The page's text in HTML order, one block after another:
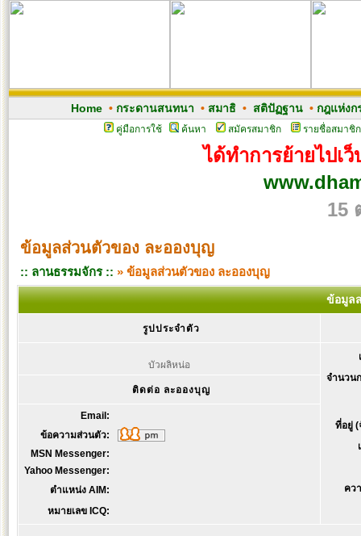
Home• กระดานสนทนา • สมาธิ• สติปัฏฐาน• กฎแห่งก
คู่มือการใช้ ค้นหา สมัครสมาชิก รายชื่อสมาชิก
ได้ทำการย้ายไปเ
15
ข้อมูลส่วนตัวของ ละอองบุญ
:: ลานธรรมจักร :: » ข้อมูลส่วนตัวของ ละอองบุญ
ข้อมูล
รูปประจำตัว
บัวผลิหน่อ
จำนวน
ที่อยู่ (
คว
ติดต่อ ละอองบุญ
Email:
ข้อความส่วนตัว:
MSN Messenger:
Yahoo Messenger:
ตำแหน่ง AIM:
หมายเลข ICQ: